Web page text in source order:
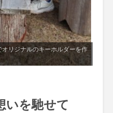
オリジナルのキーホルダーを作
いを馳せて